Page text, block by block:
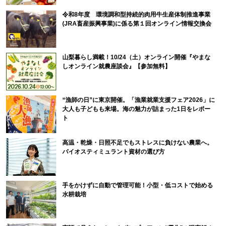
令和8年度 環境調和型持続的肉用牛生産体制推進事業
(JRA畜産振興事業)に係る第１回オンライン情報交換会
山梨暮らし満載！10/24（土）オンライン開催『やまな
しオンライン就農座談会』【参加無料】
“漁師の日”に東京開催。「漁業就業支援フェア2026」に
大人も子どもも来場。海の魅力が詰まった1日をレポー
ト
高温・乾燥・日照不足でもストレスに負けない農業へ。
バイオスティミュラント資材の選び方
手をかけずに自動で管理可能！小型・低コストで始める
水耕栽培